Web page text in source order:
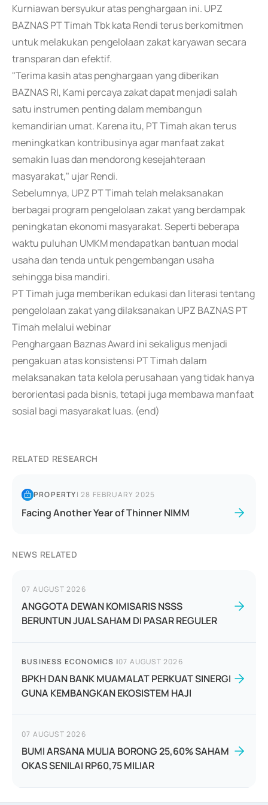
Kurniawan bersyukur atas penghargaan ini. UPZ
BAZNAS PT Timah Tbk kata Rendi terus berkomitmen
untuk melakukan pengelolaan zakat karyawan secara
transparan dan efektif.
"Terima kasih atas penghargaan yang diberikan
BAZNAS RI, Kami percaya zakat dapat menjadi salah
satu instrumen penting dalam membangun
kemandirian umat. Karena itu, PT Timah akan terus
meningkatkan kontribusinya agar manfaat zakat
semakin luas dan mendorong kesejahteraan
masyarakat," ujar Rendi.
Sebelumnya, UPZ PT Timah telah melaksanakan
berbagai program pengelolaan zakat yang berdampak
peningkatan ekonomi masyarakat. Seperti beberapa
waktu puluhan UMKM mendapatkan bantuan modal
usaha dan tenda untuk pengembangan usaha
sehingga bisa mandiri.
PT Timah juga memberikan edukasi dan literasi tentang
pengelolaan zakat yang dilaksanakan UPZ BAZNAS PT
Timah melalui webinar
Penghargaan Baznas Award ini sekaligus menjadi
pengakuan atas konsistensi PT Timah dalam
melaksanakan tata kelola perusahaan yang tidak hanya
berorientasi pada bisnis, tetapi juga membawa manfaat
sosial bagi masyarakat luas. (end)
RELATED RESEARCH
PROPERTY|28 FEBRUARY 2025
Facing Another Year of Thinner NIMM
NEWS RELATED
07 AUGUST 2026
ANGGOTA DEWAN KOMISARIS NSSS
BERUNTUN JUAL SAHAM DI PASAR REGULER
BUSINESS ECONOMICS |07 AUGUST 2026
BPKH DAN BANK MUAMALAT PERKUAT SINERGI
GUNA KEMBANGKAN EKOSISTEM HAJI
07 AUGUST 2026
BUMI ARSANA MULIA BORONG 25,60% SAHAM
OKAS SENILAI RP60,75 MILIAR